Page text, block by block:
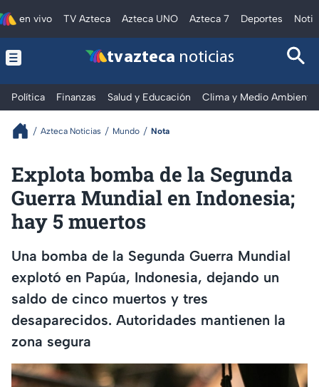
en vivo TV Azteca Azteca UNO Azteca 7 Deportes
tv azteca noticias
Política Finanzas Salud y Educación Clima y Medio Ambiente
Azteca Noticias Mundo Nota
Explota bomba de la Segunda
Guerra Mundial en Indonesia;
hay 5 muertos
Una bomba de la Segunda Guerra Mundial
explotó en Papúa, Indonesia, dejando un
saldo de cinco muertos y tres
desaparecidos. Autoridades mantienen la
zona segura